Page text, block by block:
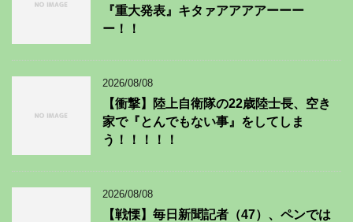
『重大発表』キタァアアアアーーー
ー！！
2026/08/08
【衝撃】陸上自衛隊の22歳陸士長、空き
家で『とんでもない事』をしてしま
う！！！！！
2026/08/08
【戦慄】毎日新聞記者（47）、ペンでは